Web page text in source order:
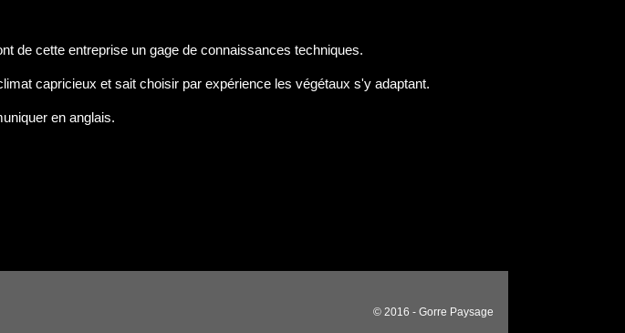
de cette entreprise un gage de connaissances techniques.
capricieux et sait choisir par expérience les végétaux s'y adaptant.
en anglais.
© 2016 - Gorre Paysage